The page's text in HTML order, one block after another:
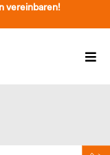
vereinbaren!